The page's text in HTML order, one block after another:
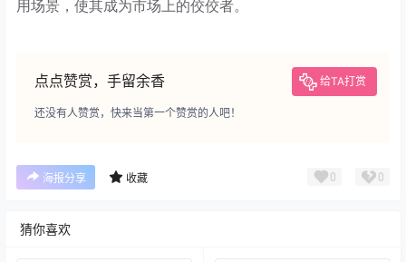
用场景，使其成为市场上的佼佼者。
点点赞赏，手留余香 给TA打赏
还没有人赞赏，快来当第一个赞赏的人吧！
海报分享 收藏 0 0
猜你喜欢